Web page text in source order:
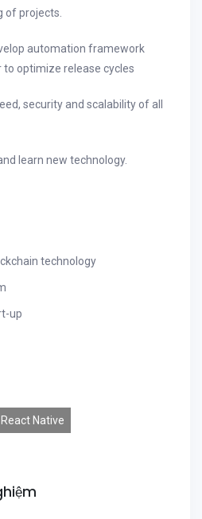
of projects.
automation framework
optimize release cycles
security and scalability of all
learn new technology.
technology
up
React Native